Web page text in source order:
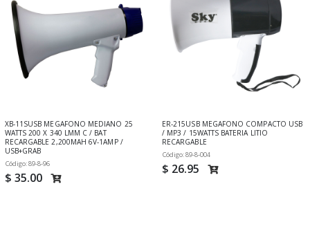
XB-11SUSB MEGAFONO MEDIANO 25
WATTS 200 X 340 LMM C / BAT
RECARGABLE 2,200MAH 6V-1AMP /
USB+GRAB
Código: 89-8-96
$ 35.00
ER-215USB MEGAFONO COMPACTO USB
/ MP3 / 15WATTS BATERIA LITIO
RECARGABLE
Código: 89-8-004
$ 26.95